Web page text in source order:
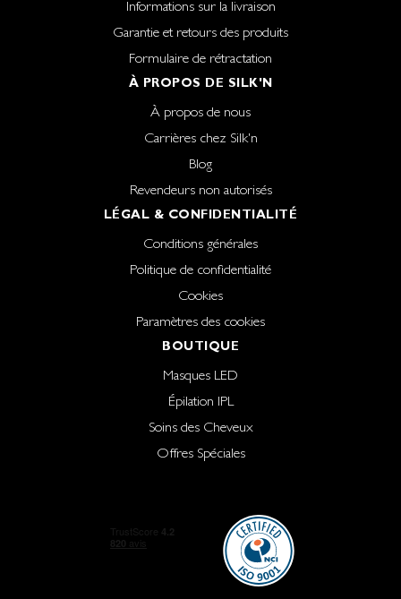
Informations sur la livraison
Garantie et retours des produits
Formulaire de rétractation
À PROPOS DE SILK'N
À propos de nous
Carrières chez Silk'n
Blog
Revendeurs non autorisés
LÉGAL & CONFIDENTIALITÉ
Conditions générales
Politique de confidentialité
Cookies
Paramètres des cookies
BOUTIQUE
Masques LED
Épilation IPL
Soins des Cheveux
Offres Spéciales